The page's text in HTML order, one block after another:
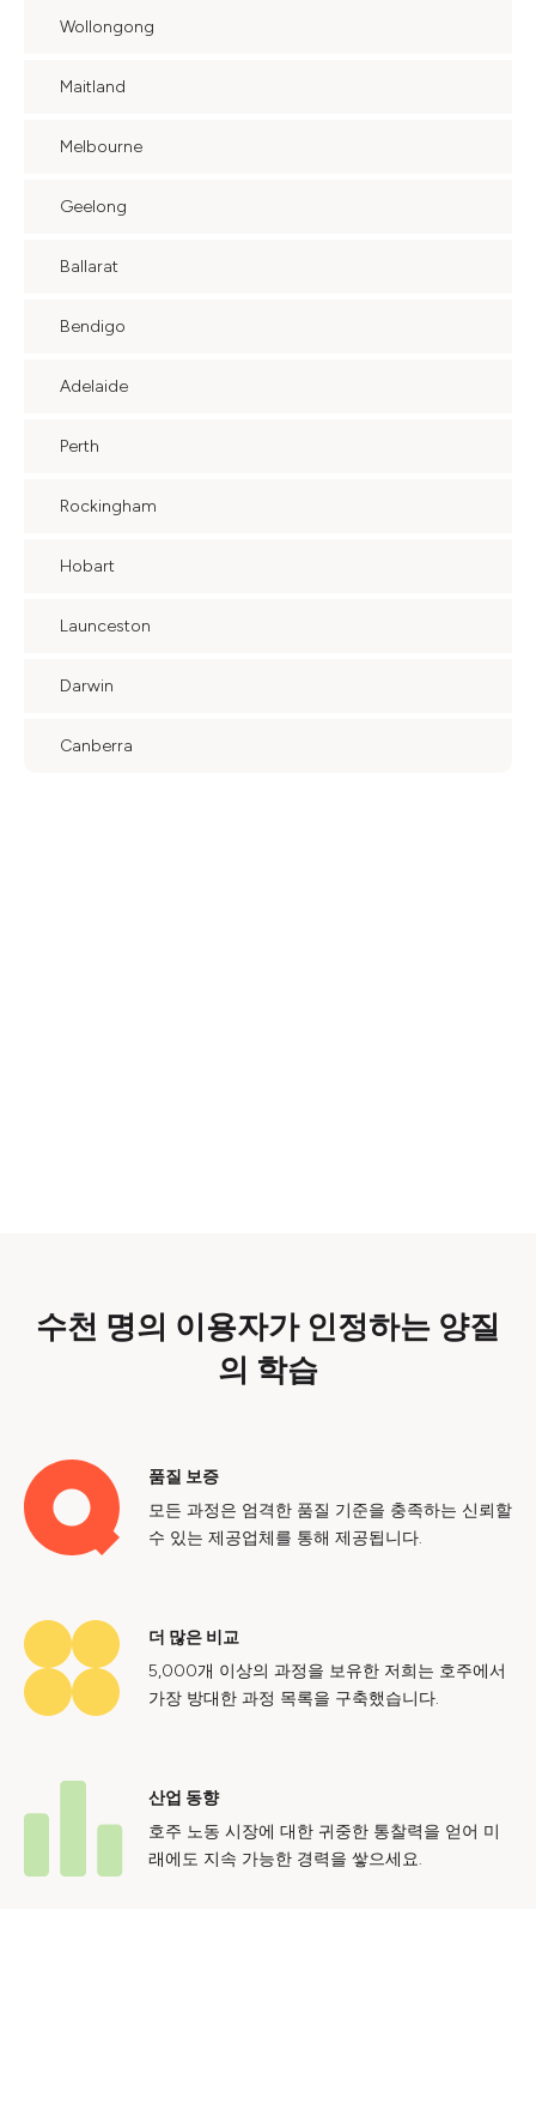
Wollongong
Maitland
Melbourne
Geelong
Ballarat
Bendigo
Adelaide
Perth
Rockingham
Hobart
Launceston
Darwin
Canberra
수천 명의 이용자가 인정하는 양질
의 학습
품질 보증
모든 과정은 엄격한 품질 기준을 충족하는 신뢰할
수 있는 제공업체를 통해 제공됩니다.
더 많은 비교
5,000개 이상의 과정을 보유한 저희는 호주에서
가장 방대한 과정 목록을 구축했습니다.
산업 동향
호주 노동 시장에 대한 귀중한 통찰력을 얻어 미
래에도 지속 가능한 경력을 쌓으세요.